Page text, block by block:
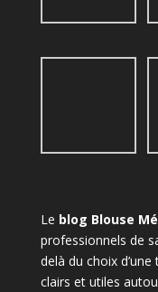
Le blog Blouse
professionnels de
delà du choix
clairs et utiles